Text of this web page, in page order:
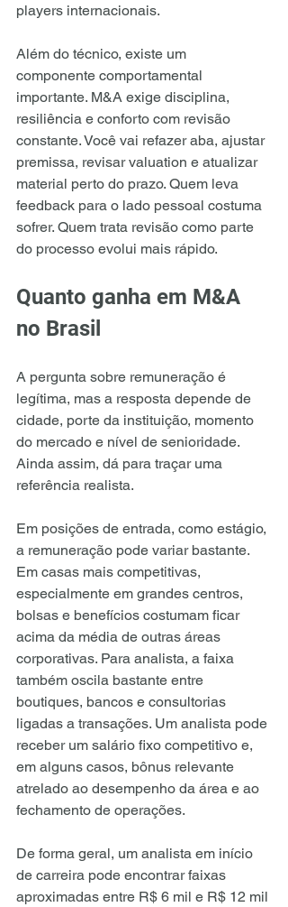
players internacionais.
Além do técnico, existe um
componente comportamental
importante. M&A exige disciplina,
resiliência e conforto com revisão
constante. Você vai refazer aba, ajustar
premissa, revisar valuation e atualizar
material perto do prazo. Quem leva
feedback para o lado pessoal costuma
sofrer. Quem trata revisão como parte
do processo evolui mais rápido.
Quanto ganha em M&A
no Brasil
A pergunta sobre remuneração é
legítima, mas a resposta depende de
cidade, porte da instituição, momento
do mercado e nível de senioridade.
Ainda assim, dá para traçar uma
referência realista.
Em posições de entrada, como estágio,
a remuneração pode variar bastante.
Em casas mais competitivas,
especialmente em grandes centros,
bolsas e benefícios costumam ficar
acima da média de outras áreas
corporativas. Para analista, a faixa
também oscila bastante entre
boutiques, bancos e consultorias
ligadas a transações. Um analista pode
receber um salário fixo competitivo e,
em alguns casos, bônus relevante
atrelado ao desempenho da área e ao
fechamento de operações.
De forma geral, um analista em início
de carreira pode encontrar faixas
aproximadas entre R$ 6 mil e R$ 12 mil